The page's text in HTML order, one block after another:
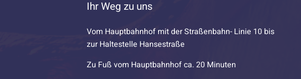
Ihr Weg zu uns
Vom Hauptbahnhof mit der Straßenbahn- Linie 10 bis
zur Haltestelle Hansestraße
Zu Fuß vom Hauptbahnhof ca. 20 Minuten